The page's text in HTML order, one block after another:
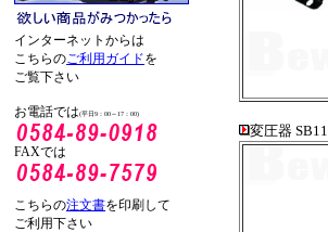
変圧器
インターネットからは
こちらのご利用ガイドを
ご覧下さい
お電話では(平日9：00～17：00)
FAXでは
こちらの注文書を印刷して
ご利用下さい